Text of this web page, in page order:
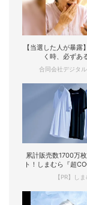
【当選した人が暴露
く時、必ずあ
合同会社デジタ
累計販売数1700万
ト！しまむら『超
【PR】し